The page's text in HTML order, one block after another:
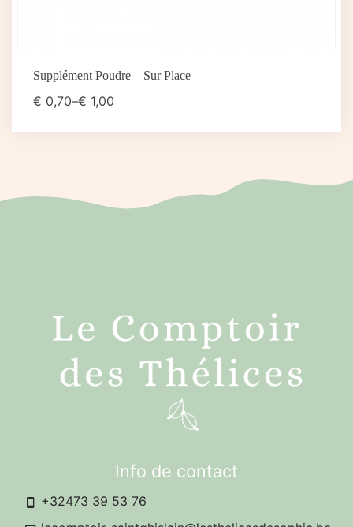
Supplément Poudre – Sur Place
€ 0,70–€ 1,00
Info de contact
+32473 39 53 76